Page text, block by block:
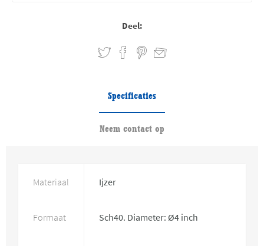
Deel:
Specificaties
Neem contact op
Materiaal Ijzer
Formaat Sch40. Diameter: Ø4 inch